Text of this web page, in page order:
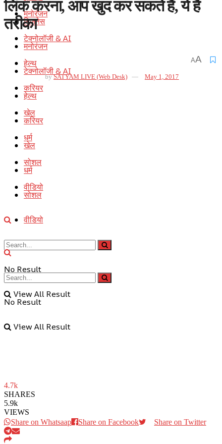
मनोरंजन
टेक्नोलॉजी & AI
हेल्थ
करियर
खेल
धर्म
सोशल
वीडियो
No Result
View All Result
बिज़नेस
मनोरंजन
टेक्नोलॉजी & AI
हेल्थ
करियर
खेल
धर्म
सोशल
वीडियो
No Result
View All Result
लिंक करना, आप खुद कर सकते हैं, ये है
तरीका
by SATYAM LIVE (Web Desk) May 1, 2017
AA
4.7k
SHARES
5.9k
VIEWS
Share on Whatsaap
Share on Facebook Share on Twitter